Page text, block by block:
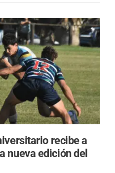
recibe a
nueva edición del